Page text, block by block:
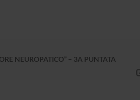
NEUROPATICO” – 3A PUNTATA